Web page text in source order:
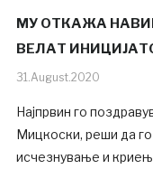
МУ ОТКАЖА
ВЕЛАТ
31.August.2020
Најпрвин го
Мицкоски, реши да
исчезнување и